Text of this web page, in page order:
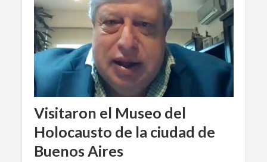
Visitaron el Museo del
Holocausto de la ciudad de
Buenos Aires